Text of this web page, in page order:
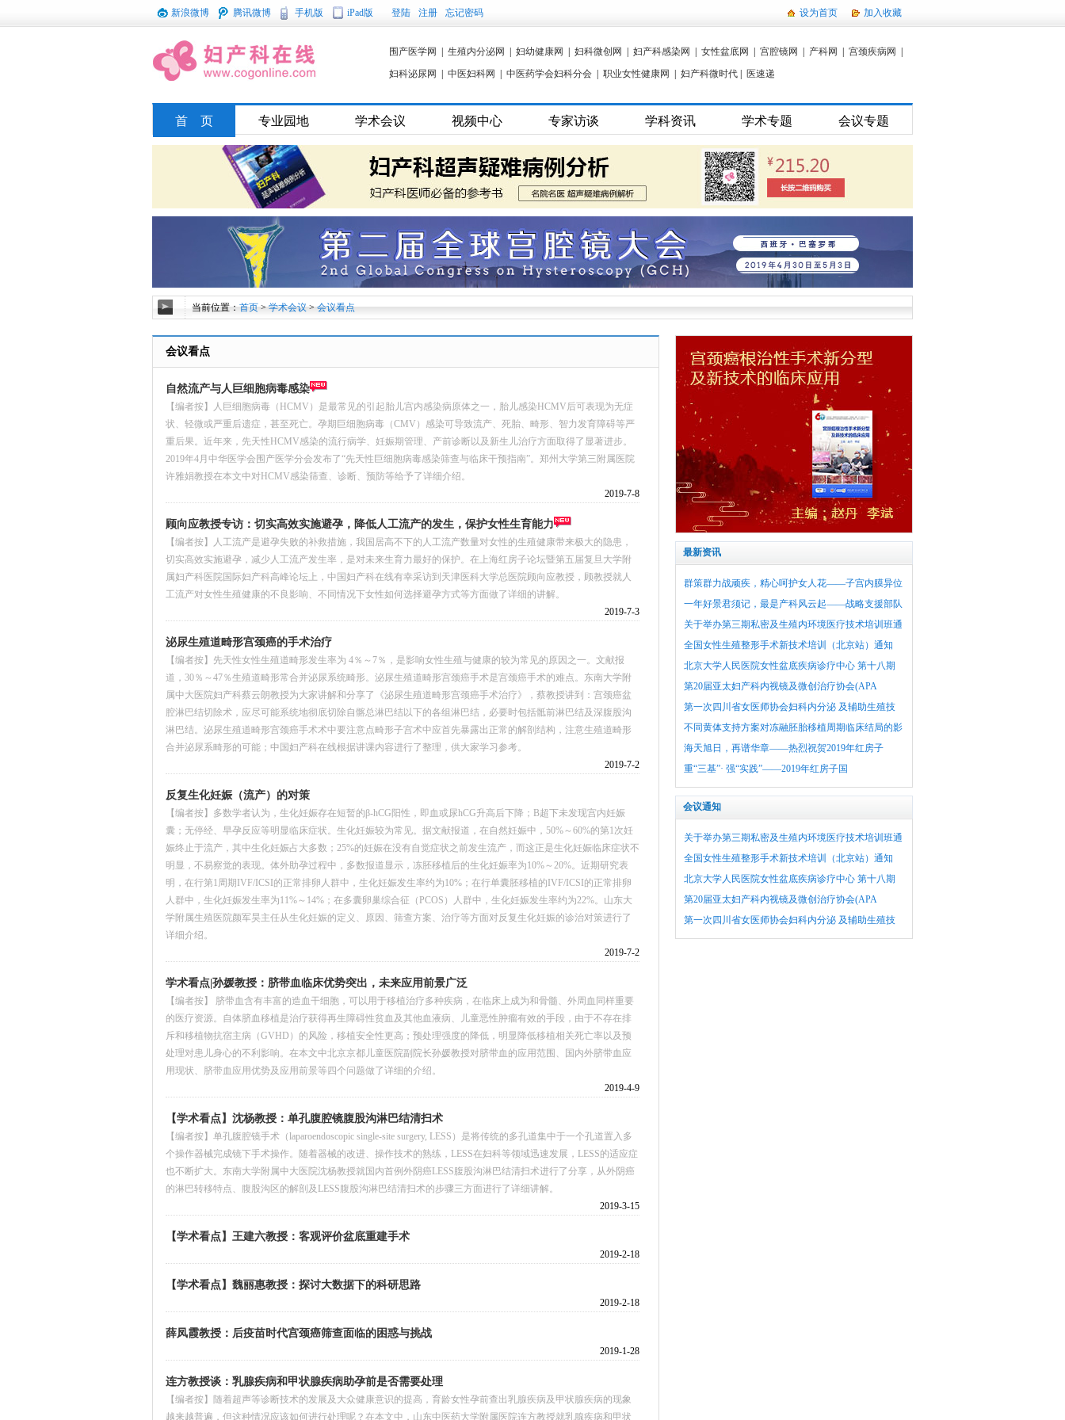
新浪微博 腾讯微博 手机版 iPad版 登陆 注册 忘记密码 设为首页 加入收藏
围产医学网 生殖内分泌网 妇幼健康网 妇科微创网 妇产科感染网 女性盆底网 宫腔镜网 产科网 宫颈疾病网
妇科泌尿网
中医妇科网 中医药学会妇科分会 职业女性健康网 妇产科微时代 医速递
首 页 专业园地 学术会议 视频中心 专家访谈 学科资讯 学术专题 会议专题
当前位置：首页>学术会议>会议看点
会议看点
自然流产与人巨细胞病毒感染
【编者按】人巨细胞病毒（HCMV）是最常见的引起胎儿宫内感染病原体之一，胎儿感染HCMV后可表现为无症
状、轻微或严重后遗症，甚至死亡。孕期巨细胞病毒（CMV）感染可导致流产、死胎、畸形、智力发育障碍等严
重后果。近年来，先天性HCMV感染的流行病学、妊娠期管理、产前诊断以及新生儿治疗方面取得了显著进步。
2019年4月中华医学会围产医学分会发布了“先天性巨细胞病毒感染筛查与临床干预指南”。郑州大学第三附属医院
许雅娟教授在本文中对HCMV感染筛查、诊断、预防等给予了详细介绍。
2019-7-8
顾向应教授专访：切实高效实施避孕，降低人工流产的发生，保护女性生育能力
【编者按】人工流产是避孕失败的补救措施，我国居高不下的人工流产数量对女性的生殖健康带来极大的隐患，
切实高效实施避孕，减少人工流产发生率，是对未来生育力最好的保护。在上海红房子论坛暨第五届复旦大学附
属妇产科医院国际妇产科高峰论坛上，中国妇产科在线有幸采访到天津医科大学总医院顾向应教授，顾教授就人
工流产对女性生殖健康的不良影响、不同情况下女性如何选择避孕方式等方面做了详细的讲解。
2019-7-3
泌尿生殖道畸形宫颈癌的手术治疗
【编者按】先天性女性生殖道畸形发生率为 4％～7％，是影响女性生殖与健康的较为常见的原因之一。文献报
道，30％～47％生殖道畸形常合并泌尿系统畸形。泌尿生殖道畸形宫颈癌手术是宫颈癌手术的难点。东南大学附
属中大医院妇产科蔡云朗教授为大家讲解和分享了《泌尿生殖道畸形宫颈癌手术治疗》，蔡教授讲到：宫颈癌盆
腔淋巴结切除术，应尽可能系统地彻底切除自髂总淋巴结以下的各组淋巴结，必要时包括骶前淋巴结及深腹股沟
淋巴结。泌尿生殖道畸形宫颈癌手术术中要注意点畸形子宫术中应首先暴露出正常的解剖结构，注意生殖道畸形
合并泌尿系畸形的可能；中国妇产科在线根据讲课内容进行了整理，供大家学习参考。
2019-7-2
反复生化妊娠（流产）的对策
【编者按】多数学者认为，生化妊娠存在短暂的β-hCG阳性，即血或尿hCG升高后下降；B超下未发现宫内妊娠
囊；无停经、早孕反应等明显临床症状。生化妊娠较为常见。据文献报道，在自然妊娠中，50%～60%的第1次妊
娠终止于流产，其中生化妊娠占大多数；25%的妊娠在没有自觉症状之前发生流产，而这正是生化妊娠临床症状不
明显，不易察觉的表现。体外助孕过程中，多数报道显示，冻胚移植后的生化妊娠率为10%～20%。近期研究表
明，在行第1周期IVF/ICSI的正常排卵人群中，生化妊娠发生率约为10%；在行单囊胚移植的IVF/ICSI的正常排卵
人群中，生化妊娠发生率为11%～14%；在多囊卵巢综合征（PCOS）人群中，生化妊娠发生率约为22%。山东大
学附属生殖医院颜军昊主任从生化妊娠的定义、原因、筛查方案、治疗等方面对反复生化妊娠的诊治对策进行了
详细介绍。
2019-7-2
学术看点|孙媛教授：脐带血临床优势突出，未来应用前景广泛
【编者按】 脐带血含有丰富的造血干细胞，可以用于移植治疗多种疾病，在临床上成为和骨髓、外周血同样重要
的医疗资源。自体脐血移植是治疗获得再生障碍性贫血及其他血液病、儿童恶性肿瘤有效的手段，由于不存在排
斥和移植物抗宿主病（GVHD）的风险，移植安全性更高；预处理强度的降低，明显降低移植相关死亡率以及预
处理对患儿身心的不利影响。在本文中北京京都儿童医院副院长孙媛教授对脐带血的应用范围、国内外脐带血应
用现状、脐带血应用优势及应用前景等四个问题做了详细的介绍。
2019-4-9
【学术看点】沈杨教授：单孔腹腔镜腹股沟淋巴结清扫术
【编者按】单孔腹腔镜手术（laparoendoscopic single-site surgery, LESS）是将传统的多孔道集中于一个孔道置入多
个操作器械完成镜下手术操作。随着器械的改进、操作技术的熟练，LESS在妇科等领域迅速发展，LESS的适应症
也不断扩大。东南大学附属中大医院沈杨教授就国内首例外阴癌LESS腹股沟淋巴结清扫术进行了分享，从外阴癌
的淋巴转移特点、腹股沟区的解剖及LESS腹股沟淋巴结清扫术的步骤三方面进行了详细讲解。
2019-3-15
【学术看点】王建六教授：客观评价盆底重建手术
2019-2-18
【学术看点】魏丽惠教授：探讨大数据下的科研思路
2019-2-18
薛凤霞教授：后疫苗时代宫颈癌筛查面临的困惑与挑战
2019-1-28
连方教授谈：乳腺疾病和甲状腺疾病助孕前是否需要处理
【编者按】随着超声等诊断技术的发展及大众健康意识的提高，育龄女性孕前查出乳腺疾病及甲状腺疾病的现象
越来越普遍，但这种情况应该如何进行处理呢？在本文中，山东中医药大学附属医院连方教授就乳腺疾病和甲状
最新资讯
群策群力战顽疾，精心呵护女人花——子宫内膜异位
一年好景君须记，最是产科风云起——战略支援部队
关于举办第三期私密及生殖内环境医疗技术培训班通
全国女性生殖整形手术新技术培训（北京站）通知
北京大学人民医院女性盆底疾病诊疗中心 第十八期
第20届亚太妇产科内视镜及微创治疗协会(APA
第一次四川省女医师协会妇科内分泌 及辅助生殖技
不同黄体支持方案对冻融胚胎移植周期临床结局的影
海天旭日，再谱华章——热烈祝贺2019年红房子
重“三基”· 强“实践”——2019年红房子国
会议通知
关于举办第三期私密及生殖内环境医疗技术培训班通
全国女性生殖整形手术新技术培训（北京站）通知
北京大学人民医院女性盆底疾病诊疗中心 第十八期
第20届亚太妇产科内视镜及微创治疗协会(APA
第一次四川省女医师协会妇科内分泌 及辅助生殖技